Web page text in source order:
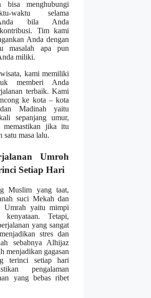
bisa menghubungi
waktu selama
bila Anda
Tim kami
Anda dengan
masalah apa pun
miliki.
kami memiliki
memberi Anda
terbaik. Kami
ke kota – kota
Madinah yaitu
sepanjang umur,
jika itu
satu masa lalu.
Umroh
Setiap Hari
Muslim yang taat,
suci Mekah dan
Umrah yaitu mimpi
Tetapi,
yang sangat
stres dan
sebabnya Alhijaz
menjadikan gagasan
terinci setiap hari
pengalaman
yang bebas ribet